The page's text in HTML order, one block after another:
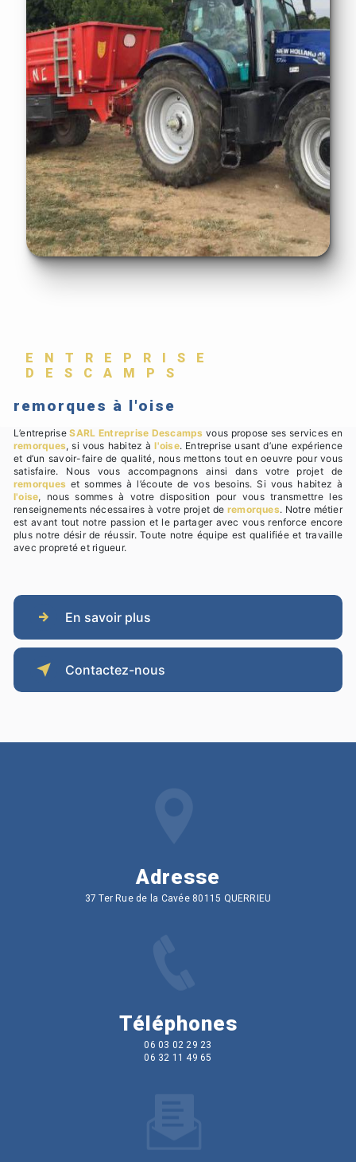
ENTREPRISE
DESCAMPS
remorques à l'oise
L’entrepriseSARL Entreprise Descamps vous propose ses services en
remorques, si vous habitez àl'oise. Entreprise usant d’une expérience
et d’un savoir-faire de qualité, nous mettons tout en oeuvre pour vous
satisfaire. Nous vous accompagnons ainsi dans votre projet de
remorques et sommes à l’écoute de vos besoins. Si vous habitez à
l'oise, nous sommes à votre disposition pour vous transmettre les
renseignements nécessaires à votre projet de remorques. Notre métier
est avant tout notre passion et le partager avec vous renforce encore
plus notre désir de réussir. Toute notre équipe est qualifiée et travaille
avec propreté et rigueur.
En savoir plus
Contactez-nous
Adresse
37 Ter Rue de la Cavée 80115 QUERRIEU
Téléphones
06 03 02 29 23
06 32 11 49 65